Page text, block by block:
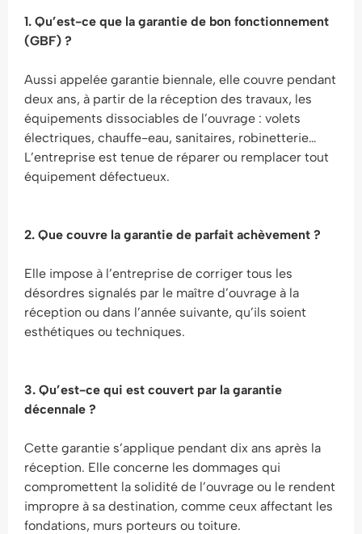
1. Qu’est-ce que la garantie de bon fonctionnement
(GBF) ?
Aussi appelée garantie biennale, elle couvre pendant
deux ans, à partir de la réception des travaux, les
équipements dissociables de l’ouvrage : volets
électriques, chauffe-eau, sanitaires, robinetterie…
L’entreprise est tenue de réparer ou remplacer tout
équipement défectueux.
2. Que couvre la garantie de parfait achèvement ?
Elle impose à l’entreprise de corriger tous les
désordres signalés par le maître d’ouvrage à la
réception ou dans l’année suivante, qu’ils soient
esthétiques ou techniques.
3. Qu’est-ce qui est couvert par la garantie
décennale ?
Cette garantie s’applique pendant dix ans après la
réception. Elle concerne les dommages qui
compromettent la solidité de l’ouvrage ou le rendent
impropre à sa destination, comme ceux affectant les
fondations, murs porteurs ou toiture.